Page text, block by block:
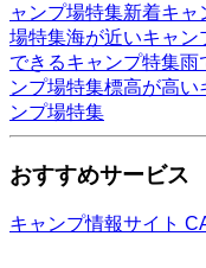
ャンプ場特集新着キャ
場特集海が近いキャン
できるキャンプ特集雨
ンプ場特集標高が高い
ンプ場特集
おすすめサービス
キャンプ情報サイト